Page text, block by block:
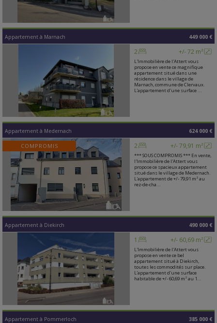
Appartement à Marnach 449 000 €
+/- 72 m²
2
L'Immobilière de l'Attert vous
propose en vente ce magnifique
appartement situé dans une
résidence dans le village de
Marnach, commune de Clervaux.
L'appartement d'une surface ...
Appartement à Medernach 624 000 €
COMPROMIS +/- 79,91 m²
2
*** SOUS COMPROMIS *** En vente,
l'Immobilière de l'Attert vous
propose ce spacieux appartement
situé dans le village de Medernach.
L'appartement de +/- 79,91 m² au
rez-de-cha...
Appartement à Diekirch 490 000 €
+/- 60,69 m²
1
L'Immobilière de l'Attert vous
propose en vente ce bel
appartement situé à Diekirch,
toutes les commodités sur place.
L'appartement d'une surface
habitable de +/- 60,69 m² au 1...
Appartement à Pommerloch 385 000 €